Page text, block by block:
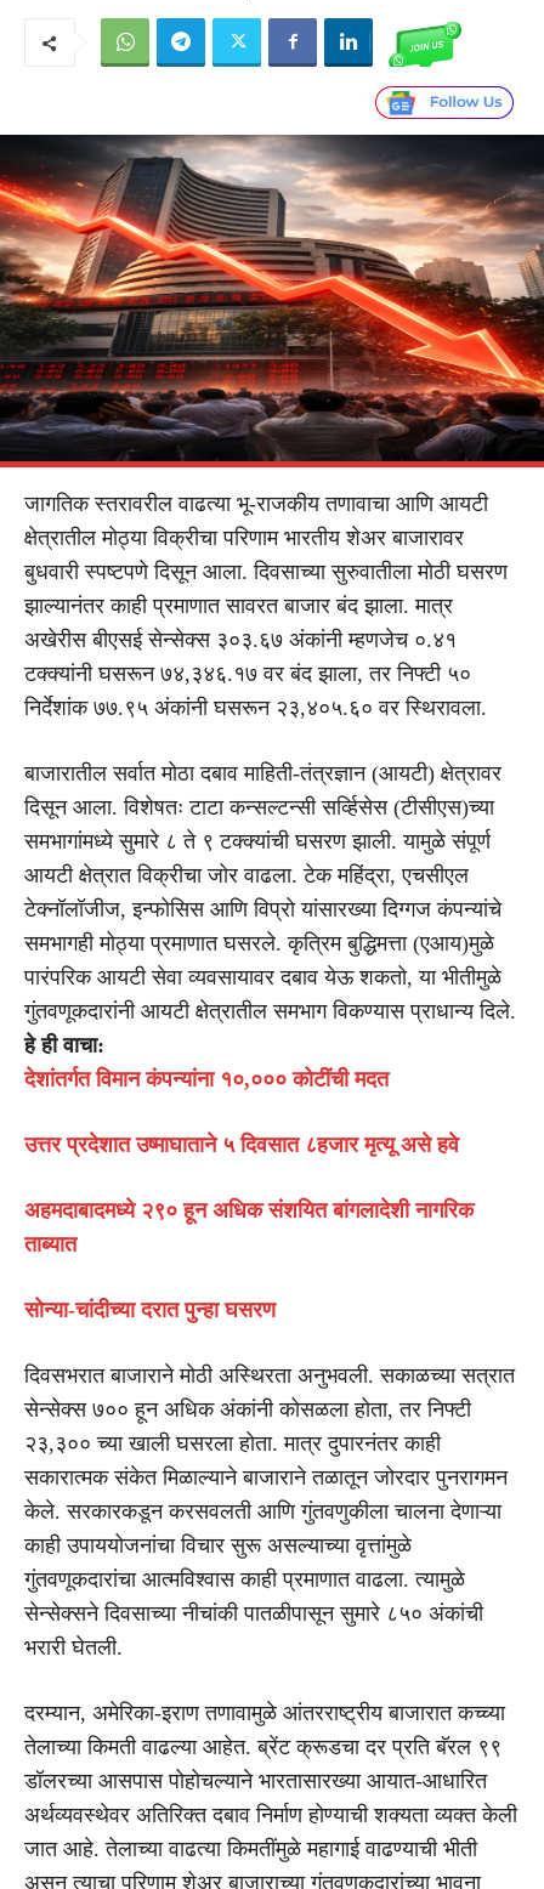
जागतिक स्तरावरील वाढत्या भू-राजकीय तणावाचा आणि आयटी
क्षेत्रातील मोठ्या विक्रीचा परिणाम भारतीय शेअर बाजारावर
बुधवारी स्पष्टपणे दिसून आला. दिवसाच्या सुरुवातीला मोठी घसरण
झाल्यानंतर काही प्रमाणात सावरत बाजार बंद झाला. मात्र
अखेरीस बीएसई सेन्सेक्स ३०३.६७ अंकांनी म्हणजेच ०.४१
टक्क्यांनी घसरून ७४,३४६.१७ वर बंद झाला, तर निफ्टी ५०
निर्देशांक ७७.९५ अंकांनी घसरून २३,४०५.६० वर स्थिरावला.
बाजारातील सर्वात मोठा दबाव माहिती-तंत्रज्ञान (आयटी) क्षेत्रावर
दिसून आला. विशेषतः टाटा कन्सल्टन्सी सर्व्हिसेस (टीसीएस)च्या
समभागांमध्ये सुमारे ८ ते ९ टक्क्यांची घसरण झाली. यामुळे संपूर्ण
आयटी क्षेत्रात विक्रीचा जोर वाढला. टेक महिंद्रा, एचसीएल
टेक्नॉलॉजीज, इन्फोसिस आणि विप्रो यांसारख्या दिग्गज कंपन्यांचे
समभागही मोठ्या प्रमाणात घसरले. कृत्रिम बुद्धिमत्ता (एआय)मुळे
पारंपरिक आयटी सेवा व्यवसायावर दबाव येऊ शकतो, या भीतीमुळे
गुंतवणूकदारांनी आयटी क्षेत्रातील समभाग विकण्यास प्राधान्य दिले.
हे ही वाचा:
देशांतर्गत विमान कंपन्यांना १०,००० कोटींची मदत
उत्तर प्रदेशात उष्माघाताने ५ दिवसात ८हजार मृत्यू असे हवे
अहमदाबादमध्ये २९० हून अधिक संशयित बांगलादेशी नागरिक
ताब्यात
सोन्या-चांदीच्या दरात पुन्हा घसरण
दिवसभरात बाजाराने मोठी अस्थिरता अनुभवली. सकाळच्या सत्रात
सेन्सेक्स ७०० हून अधिक अंकांनी कोसळला होता, तर निफ्टी
२३,३०० च्या खाली घसरला होता. मात्र दुपारनंतर काही
सकारात्मक संकेत मिळाल्याने बाजाराने तळातून जोरदार पुनरागमन
केले. सरकारकडून करसवलती आणि गुंतवणुकीला चालना देणाऱ्या
काही उपाययोजनांचा विचार सुरू असल्याच्या वृत्तांमुळे
गुंतवणूकदारांचा आत्मविश्वास काही प्रमाणात वाढला. त्यामुळे
सेन्सेक्सने दिवसाच्या नीचांकी पातळीपासून सुमारे ८५० अंकांची
भरारी घेतली.
दरम्यान, अमेरिका-इराण तणावामुळे आंतरराष्ट्रीय बाजारात कच्च्या
तेलाच्या किमती वाढल्या आहेत. ब्रेंट क्रूडचा दर प्रति बॅरल ९९
डॉलरच्या आसपास पोहोचल्याने भारतासारख्या आयात-आधारित
अर्थव्यवस्थेवर अतिरिक्त दबाव निर्माण होण्याची शक्यता व्यक्त केली
जात आहे. तेलाच्या वाढत्या किमतींमुळे महागाई वाढण्याची भीती
असून त्याचा परिणाम शेअर बाजाराच्या गुंतवणूकदारांच्या भावना